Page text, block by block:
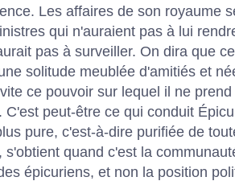
Les affaires de son royaume
qui n'auraient pas à lui
pas à surveiller. On dira que
solitude meublée d'amitiés et
ce pouvoir sur lequel il ne
C'est peut-être ce qui conduit
pure, c'est-à-dire purifiée de
s'obtient quand c'est la
épicuriens, et non la position